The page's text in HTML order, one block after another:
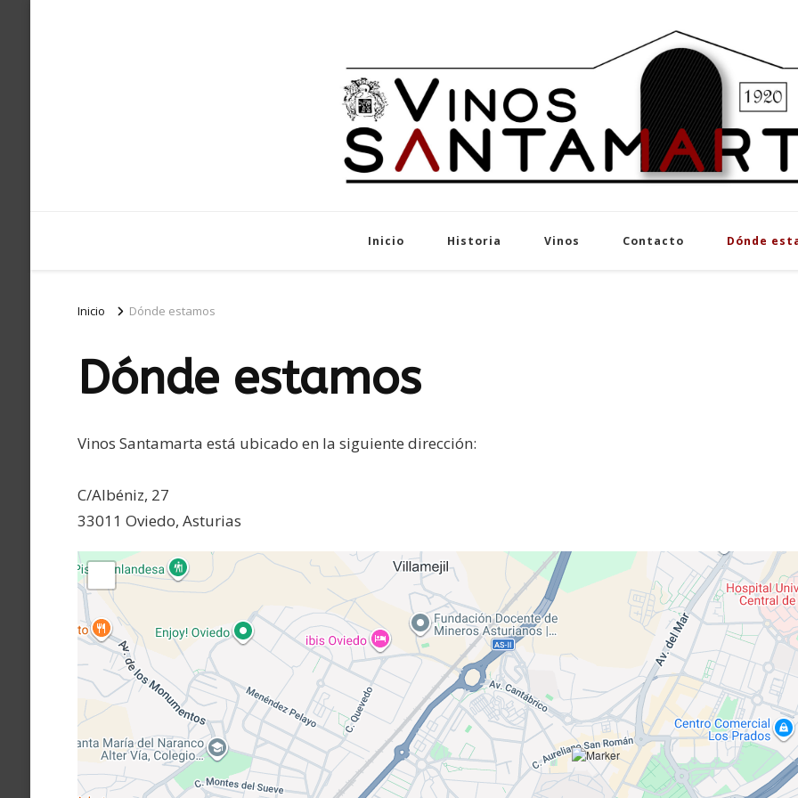
VINOS
Inicio Historia Vinos Contacto Dónde
Inicio Dónde estamos
Dónde estamos
Vinos Santamarta está ubicado en la siguiente dirección:
C/Albéniz, 27
33011 Oviedo, Asturias